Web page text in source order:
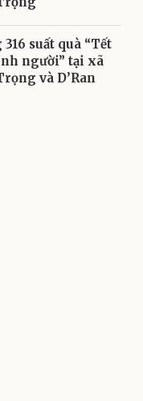
316 suất quà “Tết
người” tại xã
và D’Ran